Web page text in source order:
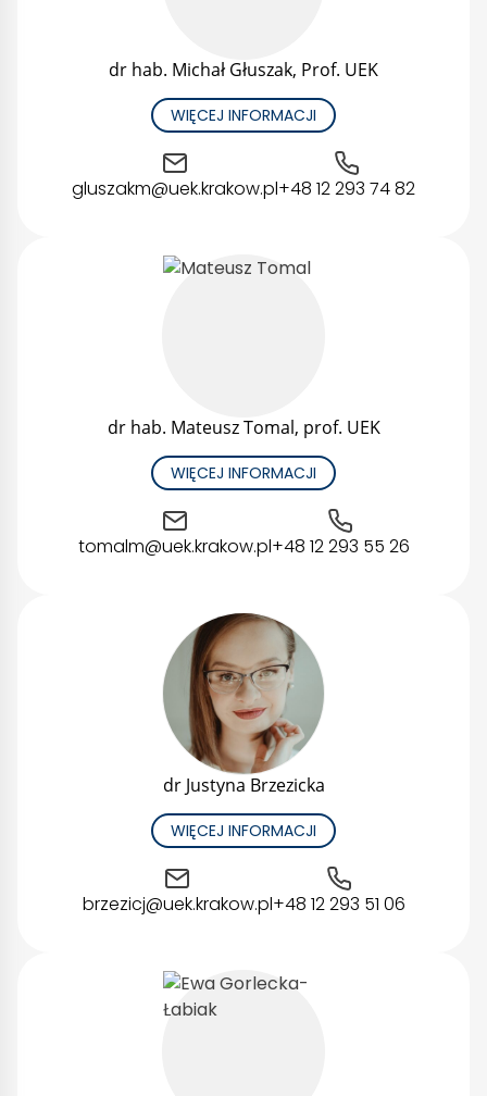
dr hab. Michał Głuszak, Prof. UEK
WIĘCEJ INFORMACJI
gluszakm@uek.krakow.pl+48 12 293 74 82
dr hab. Mateusz Tomal, prof. UEK
WIĘCEJ INFORMACJI
tomalm@uek.krakow.pl+48 12 293 55 26
dr Justyna Brzezicka
WIĘCEJ INFORMACJI
brzezicj@uek.krakow.pl+48 12 293 51 06